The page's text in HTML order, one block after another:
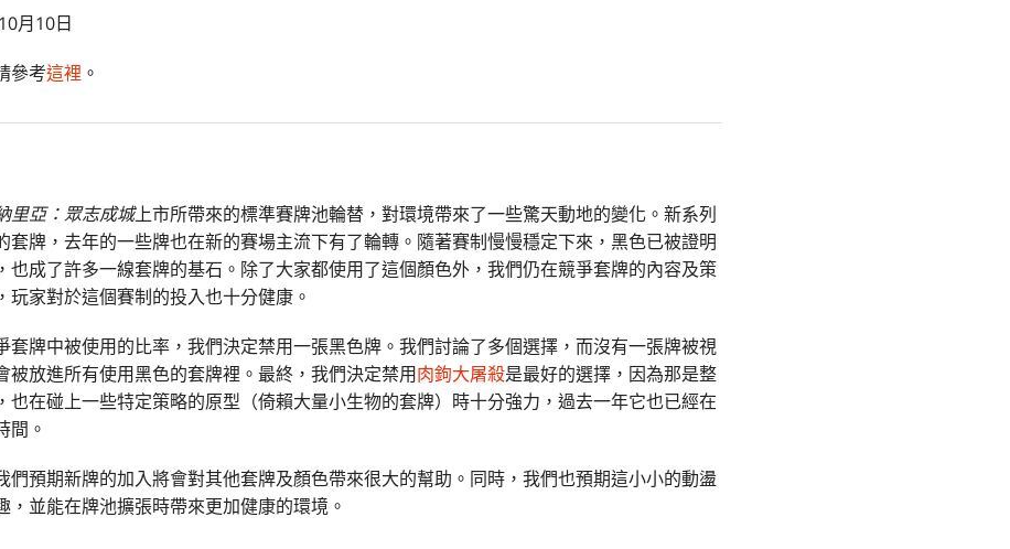
月10日
參考這裡 。
里亞：眾志成城上市所帶來的標準賽牌池輪替，對環境帶來了一些驚天動地的變化。新系列
套牌，去年的一些牌也在新的賽場主流下有了輪轉。隨著賽制慢慢穩定下來，黑色已被證明
也成了許多一線套牌的基石。除了大家都使用了這個顏色外，我們仍在競爭套牌的內容及策
玩家對於這個賽制的投入也十分健康。
套牌中被使用的比率，我們決定禁用一張黑色牌。我們討論了多個選擇，而沒有一張牌被視
被放進所有使用黑色的套牌裡。最終，我們決定禁用肉鉤大屠殺是最好的選擇，因為那是整
也在碰上一些特定策略的原型（倚賴大量小生物的套牌）時十分強力，過去一年它也已經在
間。
們預期新牌的加入將會對其他套牌及顏色帶來很大的幫助。同時，我們也預期這小小的動盪
，並能在牌池擴張時帶來更加健康的環境。